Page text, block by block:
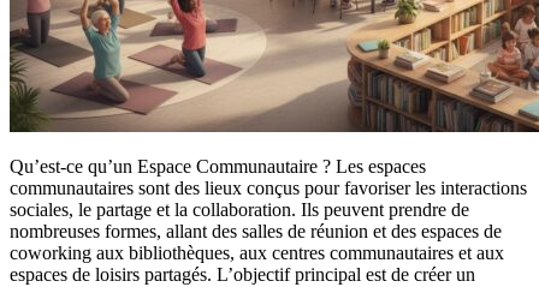
Qu’est-ce qu’un Espace Communautaire ? Les espaces
communautaires sont des lieux conçus pour favoriser les interactions
sociales, le partage et la collaboration. Ils peuvent prendre de
nombreuses formes, allant des salles de réunion et des espaces de
coworking aux bibliothèques, aux centres communautaires et aux
espaces de loisirs partagés. L’objectif principal est de créer un